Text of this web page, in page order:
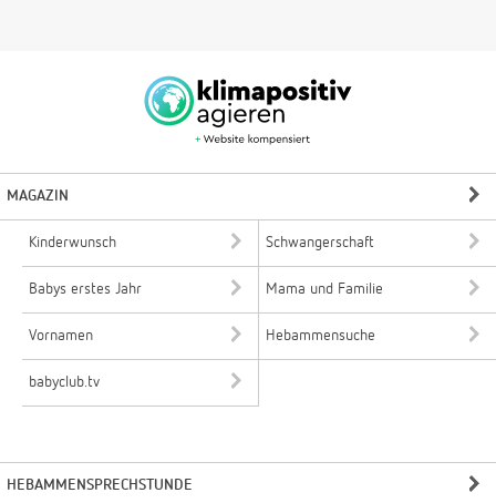
MAGAZIN
Kinderwunsch Schwangerschaft
Babys erstes Jahr Mama und Familie
Vornamen Hebammensuche
babyclub.tv
HEBAMMENSPRECHSTUNDE